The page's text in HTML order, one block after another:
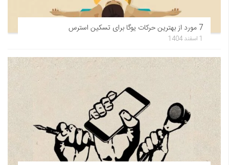
7 مورد از بهترین حرکات یوگا برای تسکین استرس
1 اسفند 1404